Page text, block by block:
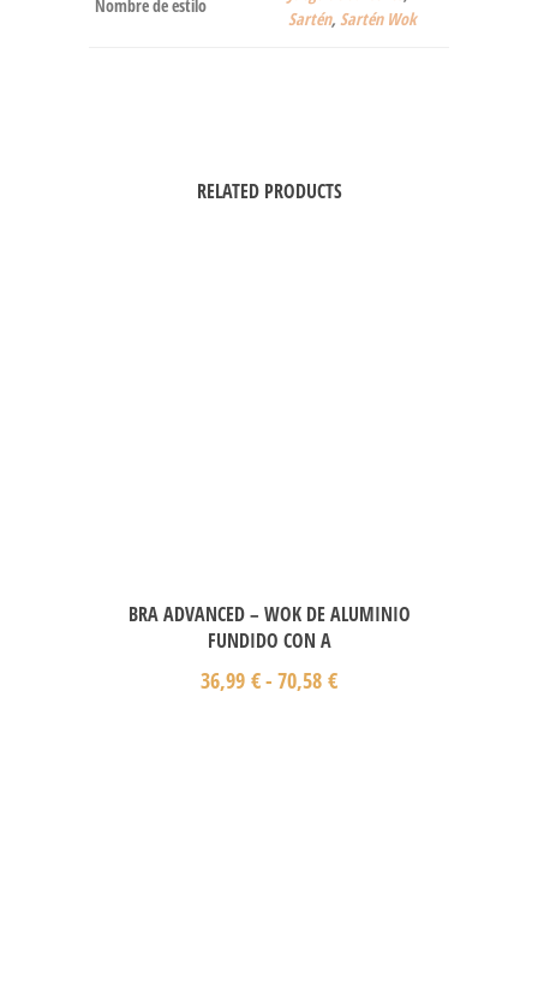
Nombre de estilo
Sartén, Sartén Wok
RELATED PRODUCTS
BRA ADVANCED – WOK DE ALUMINIO
FUNDIDO CON A
36,99 €- 70,58 €